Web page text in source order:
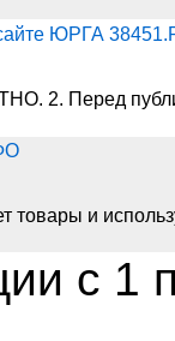
ЮРГА
2. Перед
товары и
с 1